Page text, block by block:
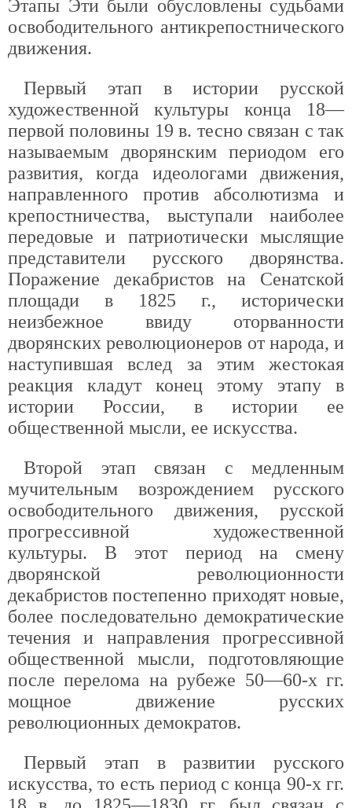
Этапы Эти были обусловлены судьбами
освободительного антикрепостнического
движения.
Первый этап в истории русской
художественной культуры конца 18—
первой половины 19 в. тесно связан с так
называемым дворянским периодом его
развития, когда идеологами движения,
направленного против абсолютизма и
крепостничества, выступали наиболее
передовые и патриотически мыслящие
представители русского дворянства.
Поражение декабристов на Сенатской
площади в 1825 г., исторически
неизбежное ввиду оторванности
дворянских революционеров от народа, и
наступившая вслед за этим жестокая
реакция кладут конец этому этапу в
истории России, в истории ее
общественной мысли, ее искусства.
Второй этап связан с медленным
мучительным возрождением русского
освободительного движения, русской
прогрессивной художественной
культуры. В этот период на смену
дворянской революционности
декабристов постепенно приходят новые,
более последовательно демократические
течения и направления прогрессивной
общественной мысли, подготовляющие
после перелома на рубеже 50—60-х гг.
мощное движение русских
революционных демократов.
Первый этап в развитии русского
искусства, то есть период с конца 90-х гг.